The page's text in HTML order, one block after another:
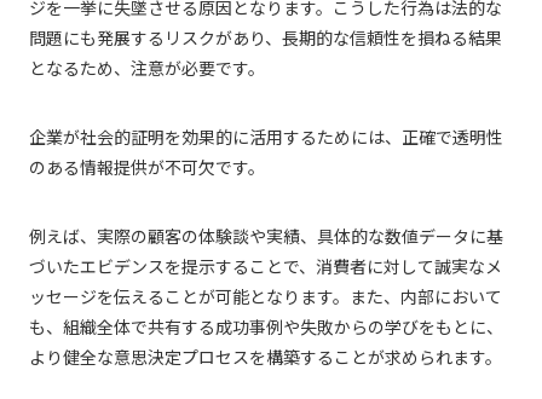
ジを一挙に失墜させる原因となります。こうした行為は法的な
問題にも発展するリスクがあり、長期的な信頼性を損ねる結果
となるため、注意が必要です。
企業が社会的証明を効果的に活用するためには、正確で透明性
のある情報提供が不可欠です。
例えば、実際の顧客の体験談や実績、具体的な数値データに基
づいたエビデンスを提示することで、消費者に対して誠実なメ
ッセージを伝えることが可能となります。また、内部において
も、組織全体で共有する成功事例や失敗からの学びをもとに、
より健全な意思決定プロセスを構築することが求められます。